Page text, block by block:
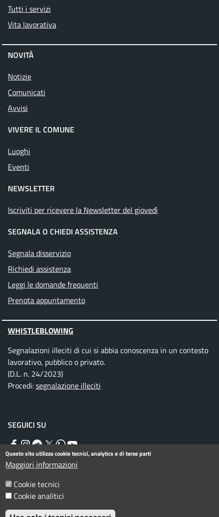
Tutti i servizi
Vita lavorativa
NOVITÀ
Notizie
Comunicati
Avvisi
VIVERE IL COMUNE
Luoghi
Eventi
NEWSLETTER
Iscriviti per ricevere la Newsletter del giovedì
SEGNALA O CHIEDI ASSISTENZA
Segnala disservizio
Richiedi assistenza
Leggi le domande frequenti
Prenota appuntamento
WHISTLEBLOWING
Segnalazioni illeciti di cui si abbia conoscenza in un contesto
lavorativo, pubblico o privato.
(D.L. n. 24/2023)
Procedi:segnalazione illeciti
SEGUICI SU
Facebook
Instagram
Telegram
TwitterWhatsApp
YouTube
Menu piè di pagina
Informativa privacy
Dichiarazione di accessibilità
Questo sito utilizza cookie tecnici, analytics e di terze parti
Maggiori informazioni
Cookie tecnici
Cookie analitici